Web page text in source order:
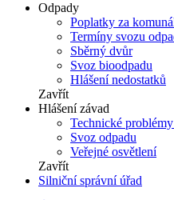
Odpady
Poplatky za
Termíny svozu
Sběrný dvůr
Svoz bioodpadu
Hlášení nedostatků
Zavřít
Hlášení závad
Technické
Svoz odpadu
Veřejné osvětlení
Zavřít
Silniční správní úřad